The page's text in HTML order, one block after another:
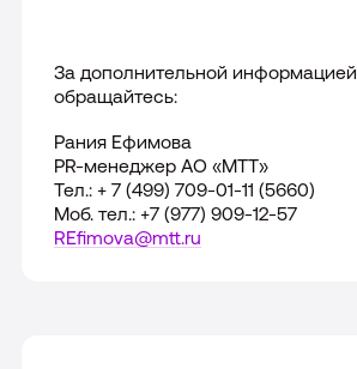
За дополнительной информацией
обращайтесь:
Рания Ефимова
PR-менеджер АО «МТТ»
Тел.: + 7 (499) 709-01-11 (5660)
Моб. тел.: +7 (977) 909-12-57
REfimova@mtt.ru